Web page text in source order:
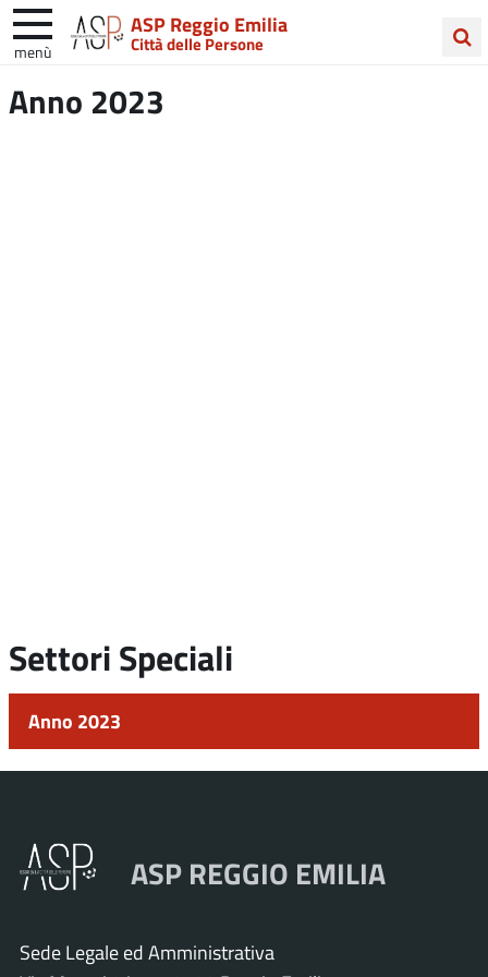
ASP Reggio Emilia
Città delle Persone
menù
nel
Anno 2023
Settori Speciali
Anno 2023
ASP REGGIO EMILIA
Sede Legale ed Amministrativa